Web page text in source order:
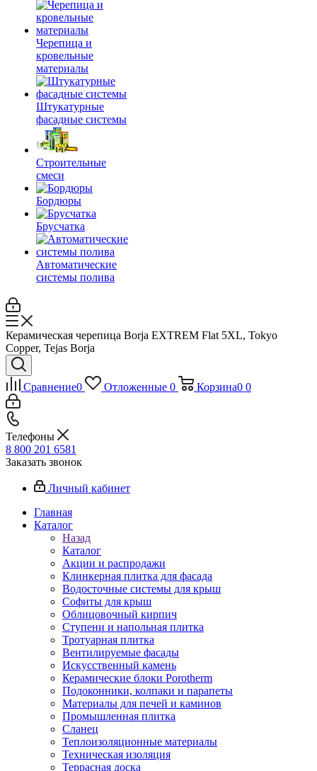
Черепица и
кровельные
материалы
Штукатурные
фасадные системы
Строительные
смеси
Бордюры
Брусчатка
Автоматические
системы полива
Керамическая черепица Borja EXTREM Flat 5XL, Tokyo
Copper, Tejas Borja
Сравнение0 Отложенные 0 Корзина0 0
Телефоны
8 800 201 6581
Заказать звонок
Личный кабинет
Главная
Каталог
Назад
Каталог
Акции и распродажи
Клинкерная плитка для фасада
Водосточные системы для крыш
Софиты для крыш
Облицовочный кирпич
Ступени и напольная плитка
Тротуарная плитка
Вентилируемые фасады
Искусственный камень
Керамические блоки Porotherm
Подоконники, колпаки и парапеты
Материалы для печей и каминов
Промышленная плитка
Сланец
Теплоизоляционные материалы
Техническая изоляция
Террасная доска